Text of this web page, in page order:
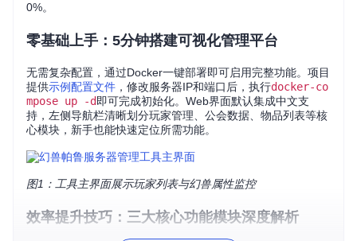
0%。
零基础上手：5分钟搭建可视化管理平台
无需复杂配置，通过Docker一键部署即可启用完整功能。项目
提供示例配置文件 ，修改服务器IP和端口后，执行docker-co
mpose up -d 即可完成初始化。Web界面默认集成中文支
持，左侧导航栏清晰划分玩家管理、公会数据、物品列表等核
心模块，新手也能快速定位所需功能。
图1：工具主界面展示玩家列表与幻兽属性监控
效率提升技巧：三大核心功能模块深度解析